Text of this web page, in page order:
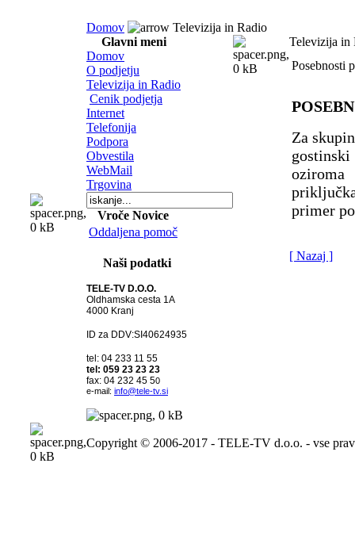
Domov
Televizija in Radio
Glavni meni
Domov
O podjetju
Televizija in Radio
Cenik podjetja
Internet
Telefonija
Podpora
Obvestila
WebMail
Trgovina
Vroče Novice
Oddaljena pomoč
Naši podatki
TELE-TV D.O.O.
Oldhamska cesta 1A
4000 Kranj
ID za DDV:SI40624935
tel: 04 233 11 55
tel: 059 23 23 23
fax: 04 232 45 50
e-mail: info@tele-tv.si
Televizija in
Posebnosti
Za
gostinski
primer
[ Nazaj ]
Copyright © 2006-2017 - TELE-TV d.o.o. - vse